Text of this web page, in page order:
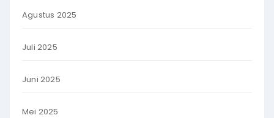
Agustus 2025
Juli 2025
Juni 2025
Mei 2025